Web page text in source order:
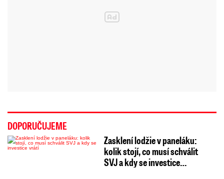
DOPORUČUJEME
Zasklení lodžie v paneláku:
kolik stojí, co musí schválit
SVJ a kdy se investice…